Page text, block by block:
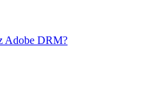
Adobe DRM?